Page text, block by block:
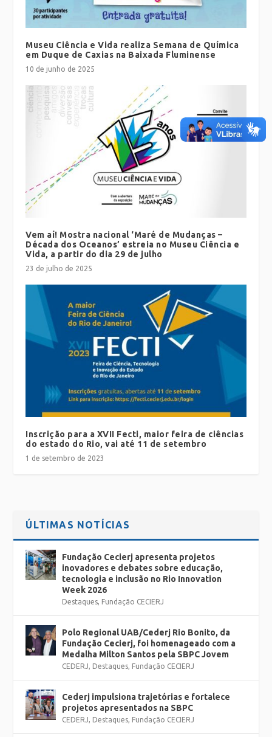
Museu Ciência e Vida realiza Semana de Química
em Duque de Caxias na Baixada Fluminense
10 de junho de 2025
Vem aí! Mostra nacional ‘Maré de Mudanças –
Década dos Oceanos’ estreia no Museu Ciência e
Vida, a partir do dia 29 de julho
23 de julho de 2025
Inscrição para a XVII Fecti, maior feira de ciências
do estado do Rio, vai até 11 de setembro
1 de setembro de 2023
ÚLTIMAS NOTÍCIAS
Fundação Cecierj apresenta projetos
inovadores e debates sobre educação,
tecnologia e inclusão no Rio Innovation
Week 2026
Destaques, Fundação CECIERJ
Polo Regional UAB/Cederj Rio Bonito, da
Fundação Cecierj, foi homenageado com a
Medalha Milton Santos pela SBPC Jovem
CEDERJ, Destaques, Fundação CECIERJ
Cederj impulsiona trajetórias e fortalece
projetos apresentados na SBPC
CEDERJ, Destaques, Fundação CECIERJ